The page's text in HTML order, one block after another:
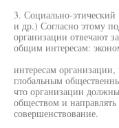
3. Социально-
и др.) Согласно этому
организации отвечают
общим интересам:
интересам
глобальным
что организации
обществом и направлять
совершенствование.